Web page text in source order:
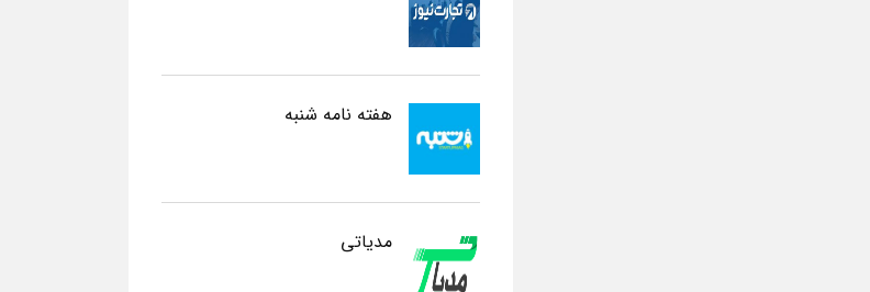
هفته نامه شنبه
مدیاتی